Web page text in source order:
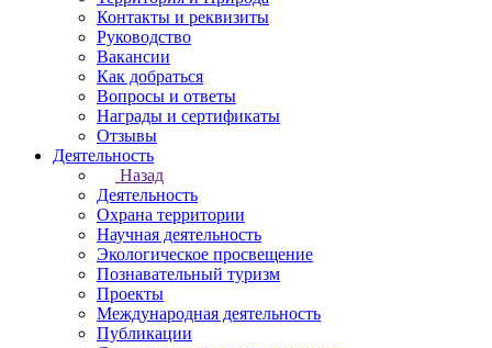
Контакты и реквизиты
Руководство
Вакансии
Как добраться
Вопросы и ответы
Награды и сертификаты
Отзывы
Деятельность
Назад
Деятельность
Охрана территории
Научная деятельность
Экологическое просвещение
Познавательный туризм
Проекты
Международная деятельность
Публикации